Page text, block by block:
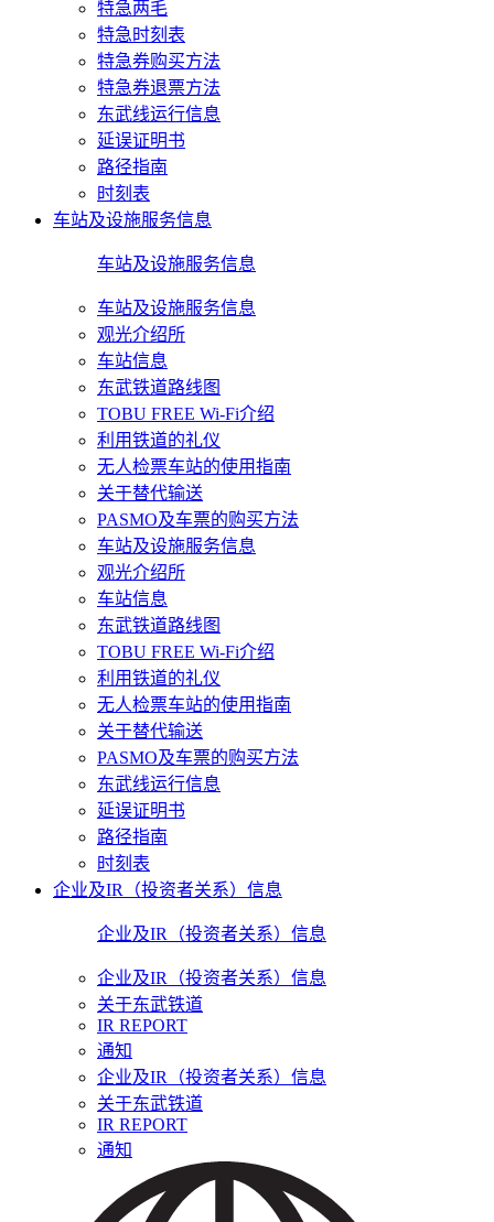
特急两毛
特急时刻表
特急券购买方法
特急券退票方法
东武线运行信息
延误证明书
路径指南
时刻表
车站及设施服务信息
车站及设施服务信息
车站及设施服务信息
观光介绍所
车站信息
东武铁道路线图
TOBU FREE Wi-Fi介绍
利用铁道的礼仪
无人检票车站的使用指南
关于替代输送
PASMO及车票的购买方法
车站及设施服务信息
观光介绍所
车站信息
东武铁道路线图
TOBU FREE Wi-Fi介绍
利用铁道的礼仪
无人检票车站的使用指南
关于替代输送
PASMO及车票的购买方法
东武线运行信息
延误证明书
路径指南
时刻表
企业及IR（投资者关系）信息
企业及IR（投资者关系）信息
企业及IR（投资者关系）信息
关于东武铁道
IR REPORT
通知
企业及IR（投资者关系）信息
关于东武铁道
IR REPORT
通知